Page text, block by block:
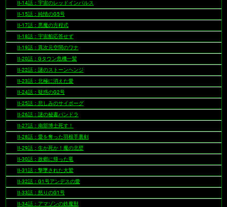
II-14話：宇宙のレッドインパルス
II-15話：純情のG5号
II-17話：悪魔の方程式
II-18話：宇宙船応答せず
II-19話：異次元空間のワナ
II-20話：Gタウン危機一髪
II-22話：謎のストーンヘンジ
II-23話：北極に消えた愛
II-24話：疑惑のG2号
II-25話：悲しみのサイボーグ
II-26話：謎の秘書パンドラ
II-27話：南部博士死す！
II-28話：愛を奪った羽根手裏剣
II-29話：生か死か！魔の北壁
II-30話：故郷に帰った竜
II-31話：撃墜された大鷲
II-32話：G1号アンデスの愛
II-33話：怒りのG1号
II-34話：アマゾンの鉄魔獣